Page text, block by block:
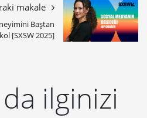
makale
Baştan
[SXSW 2025]
ilginizi